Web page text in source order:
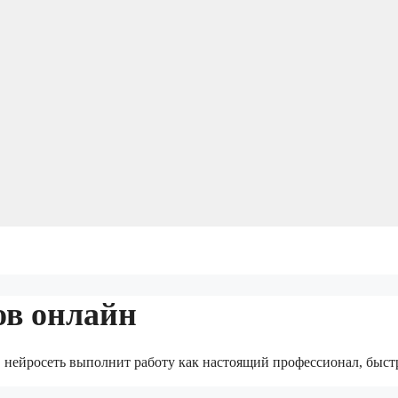
онлайн
выполнит работу как настоящий профессионал,